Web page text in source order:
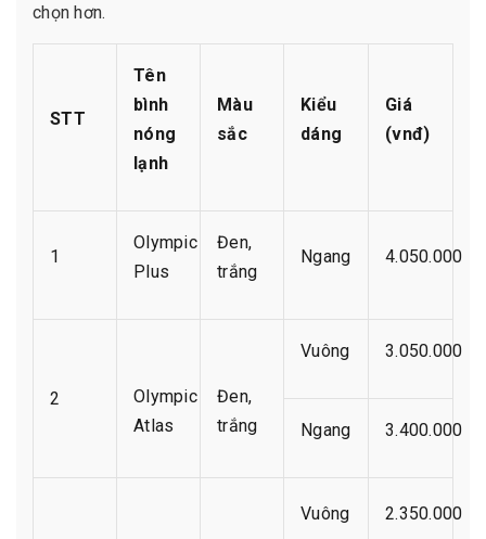
chọn hơn.
STT
Tên
bình
nóng
lạnh
Màu
sắc
Kiểu
dáng
Giá
(vnđ)
1
Olympic
Plus
Đen,
trắng
Ngang 4.050.000
2
Olympic
Atlas
Đen,
trắng
Vuông 3.050.000
Ngang 3.400.000
Vuông 2.350.000